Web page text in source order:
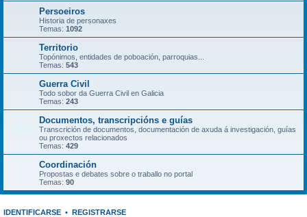
Persoeiros
Historia de personaxes
Temas: 1092
Territorio
Topónimos, entidades de poboación, parroquias...
Temas: 543
Guerra Civil
Todo sobor da Guerra Civil en Galicia
Temas: 243
Documentos, transcripcións e guías
Transcrición de documentos, documentación de axuda á investigación, guías
ou proxectos relacionados
Temas: 429
Coordinación
Propostas e debates sobre o traballo no portal
Temas: 90
IDENTIFICARSE • REGISTRARSE